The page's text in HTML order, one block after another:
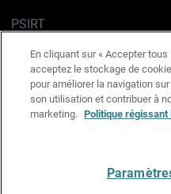
PSIRT
Avis sur les cookies
Politique de confidentialité
Charte Graphique
En cliquant sur « Accepter
acceptez le stockage de
pour améliorer la navigation
son utilisation et contribuer à
marketing. Politique régissant